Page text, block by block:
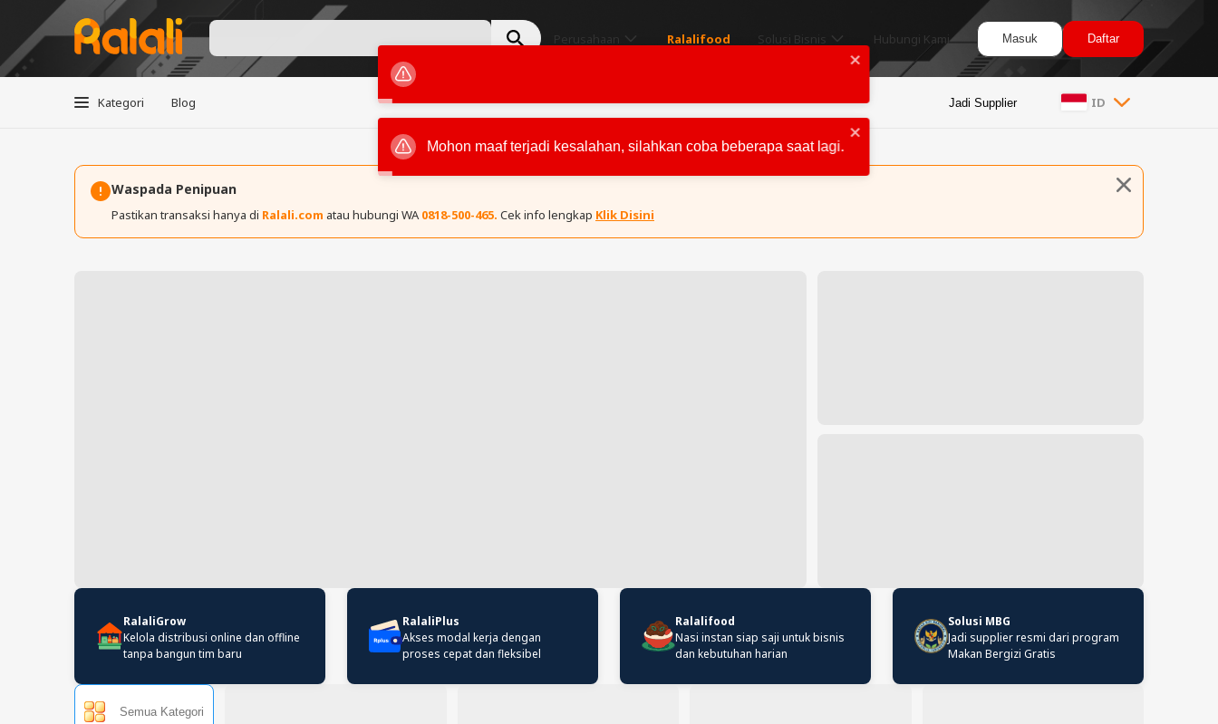
Perusahaan Ralalifood Solusi Bisnis Hubungi Kami Masuk Daftar
Kategori Blog Jadi Supplier ID
Waspada Penipuan
Pastikan transaksi hanya di Ralali.com atau hubungi WA 0818-500-465. Cek info lengkap Klik Disini
RalaliGrow
Kelola distribusi online dan offline
tanpa bangun tim baru
RalaliPlus
Akses modal kerja dengan
proses cepat dan fleksibel
Ralalifood
Nasi instan siap saji untuk bisnis
dan kebutuhan harian
Solusi MBG
Jadi supplier resmi dari program
Makan Bergizi Gratis
Semua Kategori